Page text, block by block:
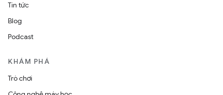
Tin tức
Blog
Podcast
KHÁM PHÁ
Trò chơi